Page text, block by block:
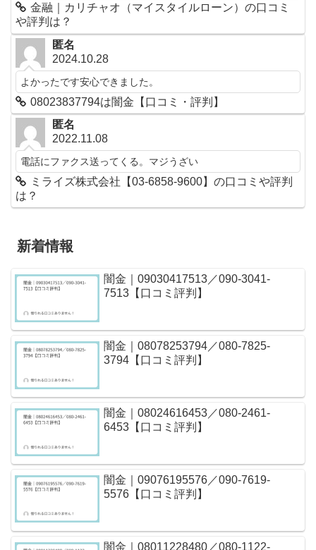
金融｜カリチャオ（マイスタイルローン）の口コミ
や評判は？
匿名
2024.10.28
よかったです安心できました。
08023837794は闇金【口コミ・評判】
匿名
2022.11.08
電話にファクス送ってくる。マジうざい
ミライズ株式会社【03-6858-9600】の口コミや評判
は？
新着情報
闇金｜09030417513／090-3041-
7513【口コミ評判】
闇金｜08078253794／080-7825-
3794【口コミ評判】
闇金｜08024616453／080-2461-
6453【口コミ評判】
闇金｜09076195576／090-7619-
5576【口コミ評判】
闇金｜08011228480／080-1122-